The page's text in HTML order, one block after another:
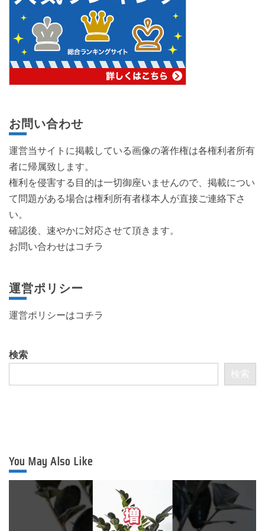
お問い合わせ
運営当サイトに掲載している画像の著作権は各権利者所有
者に帰属致します。
権利を侵害する目的は一切御座いませんので、掲載につい
て問題がある場合は権利所有者様本人が直接ご連絡下さ
い。
確認後、速やかに対応させて頂きます。
お問い合わせはコチラ
運営ポリシー
運営ポリシーはコチラ
検索
検索
You May Also Like